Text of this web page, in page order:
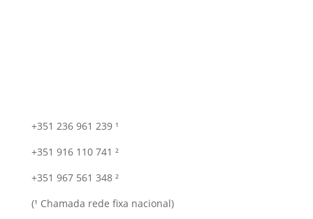
+351 236 961 239 ¹
+351 916 110 741 ²
+351 967 561 348 ²
(¹ Chamada rede fixa nacional)